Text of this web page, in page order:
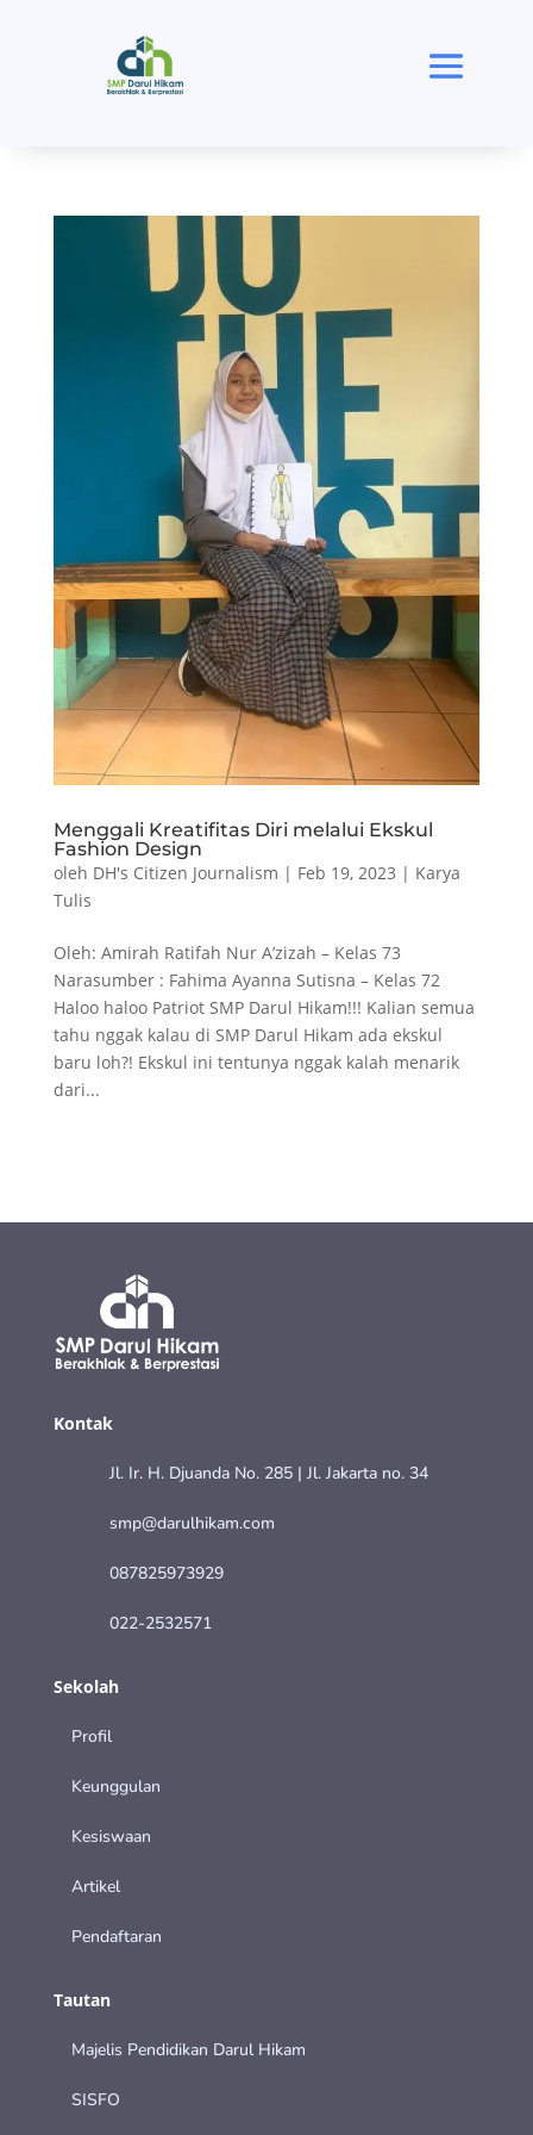
Menggali Kreatifitas Diri melalui Ekskul
Fashion Design
oleh DH's Citizen Journalism | Feb 19, 2023 | Karya
Tulis
Oleh: Amirah Ratifah Nur A’zizah – Kelas 73
Narasumber : Fahima Ayanna Sutisna – Kelas 72
Haloo haloo Patriot SMP Darul Hikam!!! Kalian semua
tahu nggak kalau di SMP Darul Hikam ada ekskul
baru loh?! Ekskul ini tentunya nggak kalah menarik
dari...
Kontak
Jl. Ir. H. Djuanda No. 285 | Jl. Jakarta no. 34
smp@darulhikam.com
087825973929
022-2532571
Sekolah
Profil
Keunggulan
Kesiswaan
Artikel
Pendaftaran
Tautan
Majelis Pendidikan Darul Hikam
SISFO